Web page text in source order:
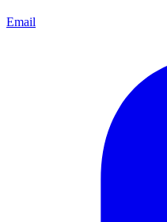
Email